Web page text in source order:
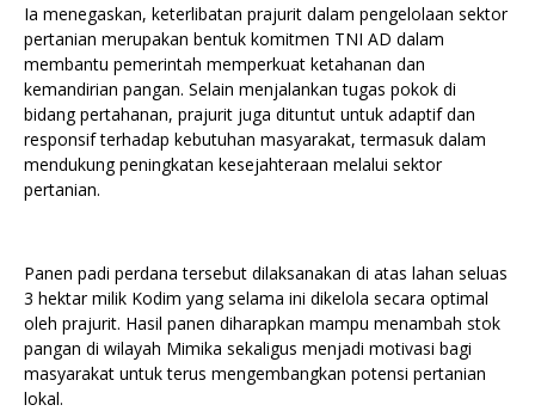
Ia menegaskan, keterlibatan prajurit dalam pengelolaan sektor
pertanian merupakan bentuk komitmen TNI AD dalam
membantu pemerintah memperkuat ketahanan dan
kemandirian pangan. Selain menjalankan tugas pokok di
bidang pertahanan, prajurit juga dituntut untuk adaptif dan
responsif terhadap kebutuhan masyarakat, termasuk dalam
mendukung peningkatan kesejahteraan melalui sektor
pertanian.
Panen padi perdana tersebut dilaksanakan di atas lahan seluas
3 hektar milik Kodim yang selama ini dikelola secara optimal
oleh prajurit. Hasil panen diharapkan mampu menambah stok
pangan di wilayah Mimika sekaligus menjadi motivasi bagi
masyarakat untuk terus mengembangkan potensi pertanian
lokal.